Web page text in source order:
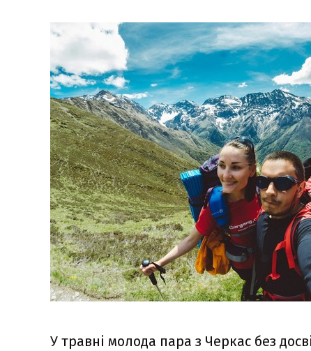
У травні молода пара з Черкас без